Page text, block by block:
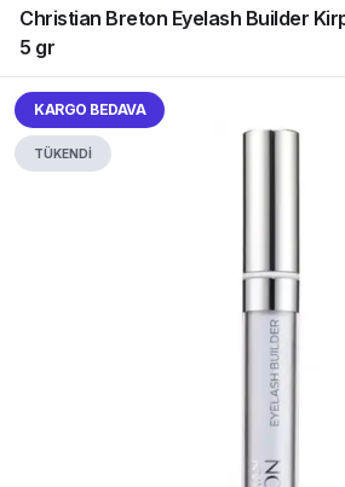
Christian Breton Eyelash Builder
5 gr
KARGO BEDAVA
TÜKENDİ